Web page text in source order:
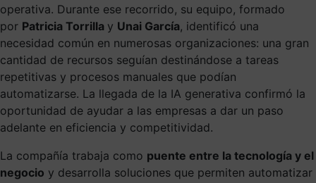
operativa. Durante ese recorrido, su equipo, formado
por Patricia Torrilla y Unai García, identificó una
necesidad común en numerosas organizaciones: una gran
cantidad de recursos seguían destinándose a tareas
repetitivas y procesos manuales que podían
automatizarse. La llegada de la IA generativa confirmó la
oportunidad de ayudar a las empresas a dar un paso
adelante en eficiencia y competitividad.
La compañía trabaja como puente entre la tecnología y el
negocio y desarrolla soluciones que permiten automatizar